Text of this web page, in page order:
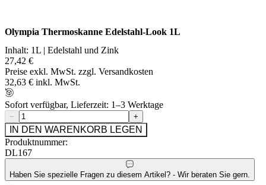
Olympia Thermoskanne Edelstahl-Look 1L
Inhalt: 1L | Edelstahl und Zink
27,42 €
Preise exkl. MwSt. zzgl. Versandkosten
32,63 € inkl. MwSt.
Sofort verfügbar, Lieferzeit: 1–3 Werktage
− +
IN DEN WARENKORB LEGEN
Produktnummer:
DL167
Haben Sie spezielle Fragen zu diesem Artikel? - Wir beraten Sie gern.